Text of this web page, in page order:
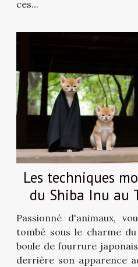
ces...
Les techniques
du Shiba Inu au
Passionné d'animaux,
tombé sous le charme
boule de fourrure
derrière son apparence